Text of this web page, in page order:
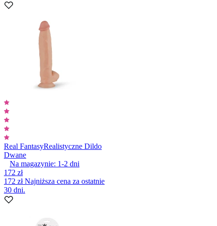
Real FantasyRealistyczne Dildo
Dwane
Na magazynie: 1-2 dni
172 zł
172 złNajniższa cena za ostatnie
30 dni.